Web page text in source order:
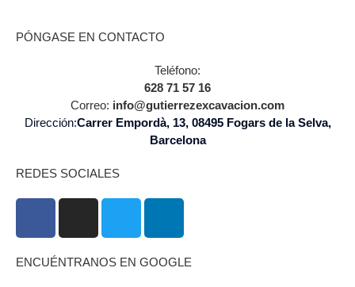
PÓNGASE EN CONTACTO
Teléfono:
628 71 57 16
Correo: info@gutierrezexcavacion.com
Dirección:Carrer Empordà, 13, 08495 Fogars de la Selva,
Barcelona
REDES SOCIALES
ENCUÉNTRANOS EN GOOGLE